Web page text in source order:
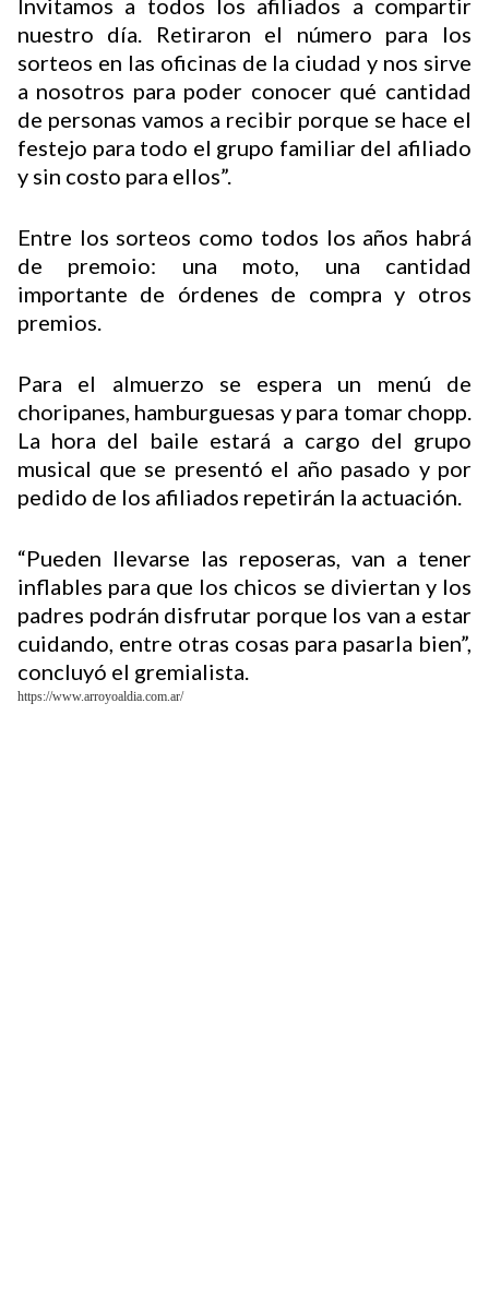
nuestro día. Retiraron el número para los
sorteos en las oficinas de la ciudad y nos sirve
a nosotros para poder conocer qué cantidad
de personas vamos a recibir porque se hace el
festejo para todo el grupo familiar del afiliado
y sin costo para ellos”.
Entre los sorteos como todos los años habrá
de premoio: una moto, una cantidad
importante de órdenes de compra y otros
premios.
Para el almuerzo se espera un menú de
choripanes, hamburguesas y para tomar chopp.
La hora del baile estará a cargo del grupo
musical que se presentó el año pasado y por
pedido de los afiliados repetirán la actuación.
“Pueden llevarse las reposeras, van a tener
inflables para que los chicos se diviertan y los
padres podrán disfrutar porque los van a estar
cuidando, entre otras cosas para pasarla bien”,
concluyó el gremialista.
https://www.arroyoaldia.com.ar/
Buscador